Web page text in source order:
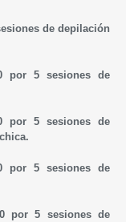
de depilación
por 5 sesiones de
por 5 sesiones de
por 5 sesiones de
por 5 sesiones de